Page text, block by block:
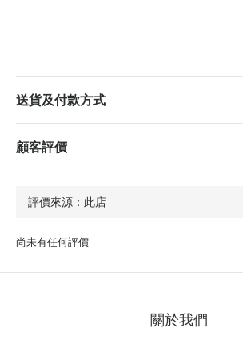
送貨及付款方式
顧客評價
尚未有任何評價
關於我們